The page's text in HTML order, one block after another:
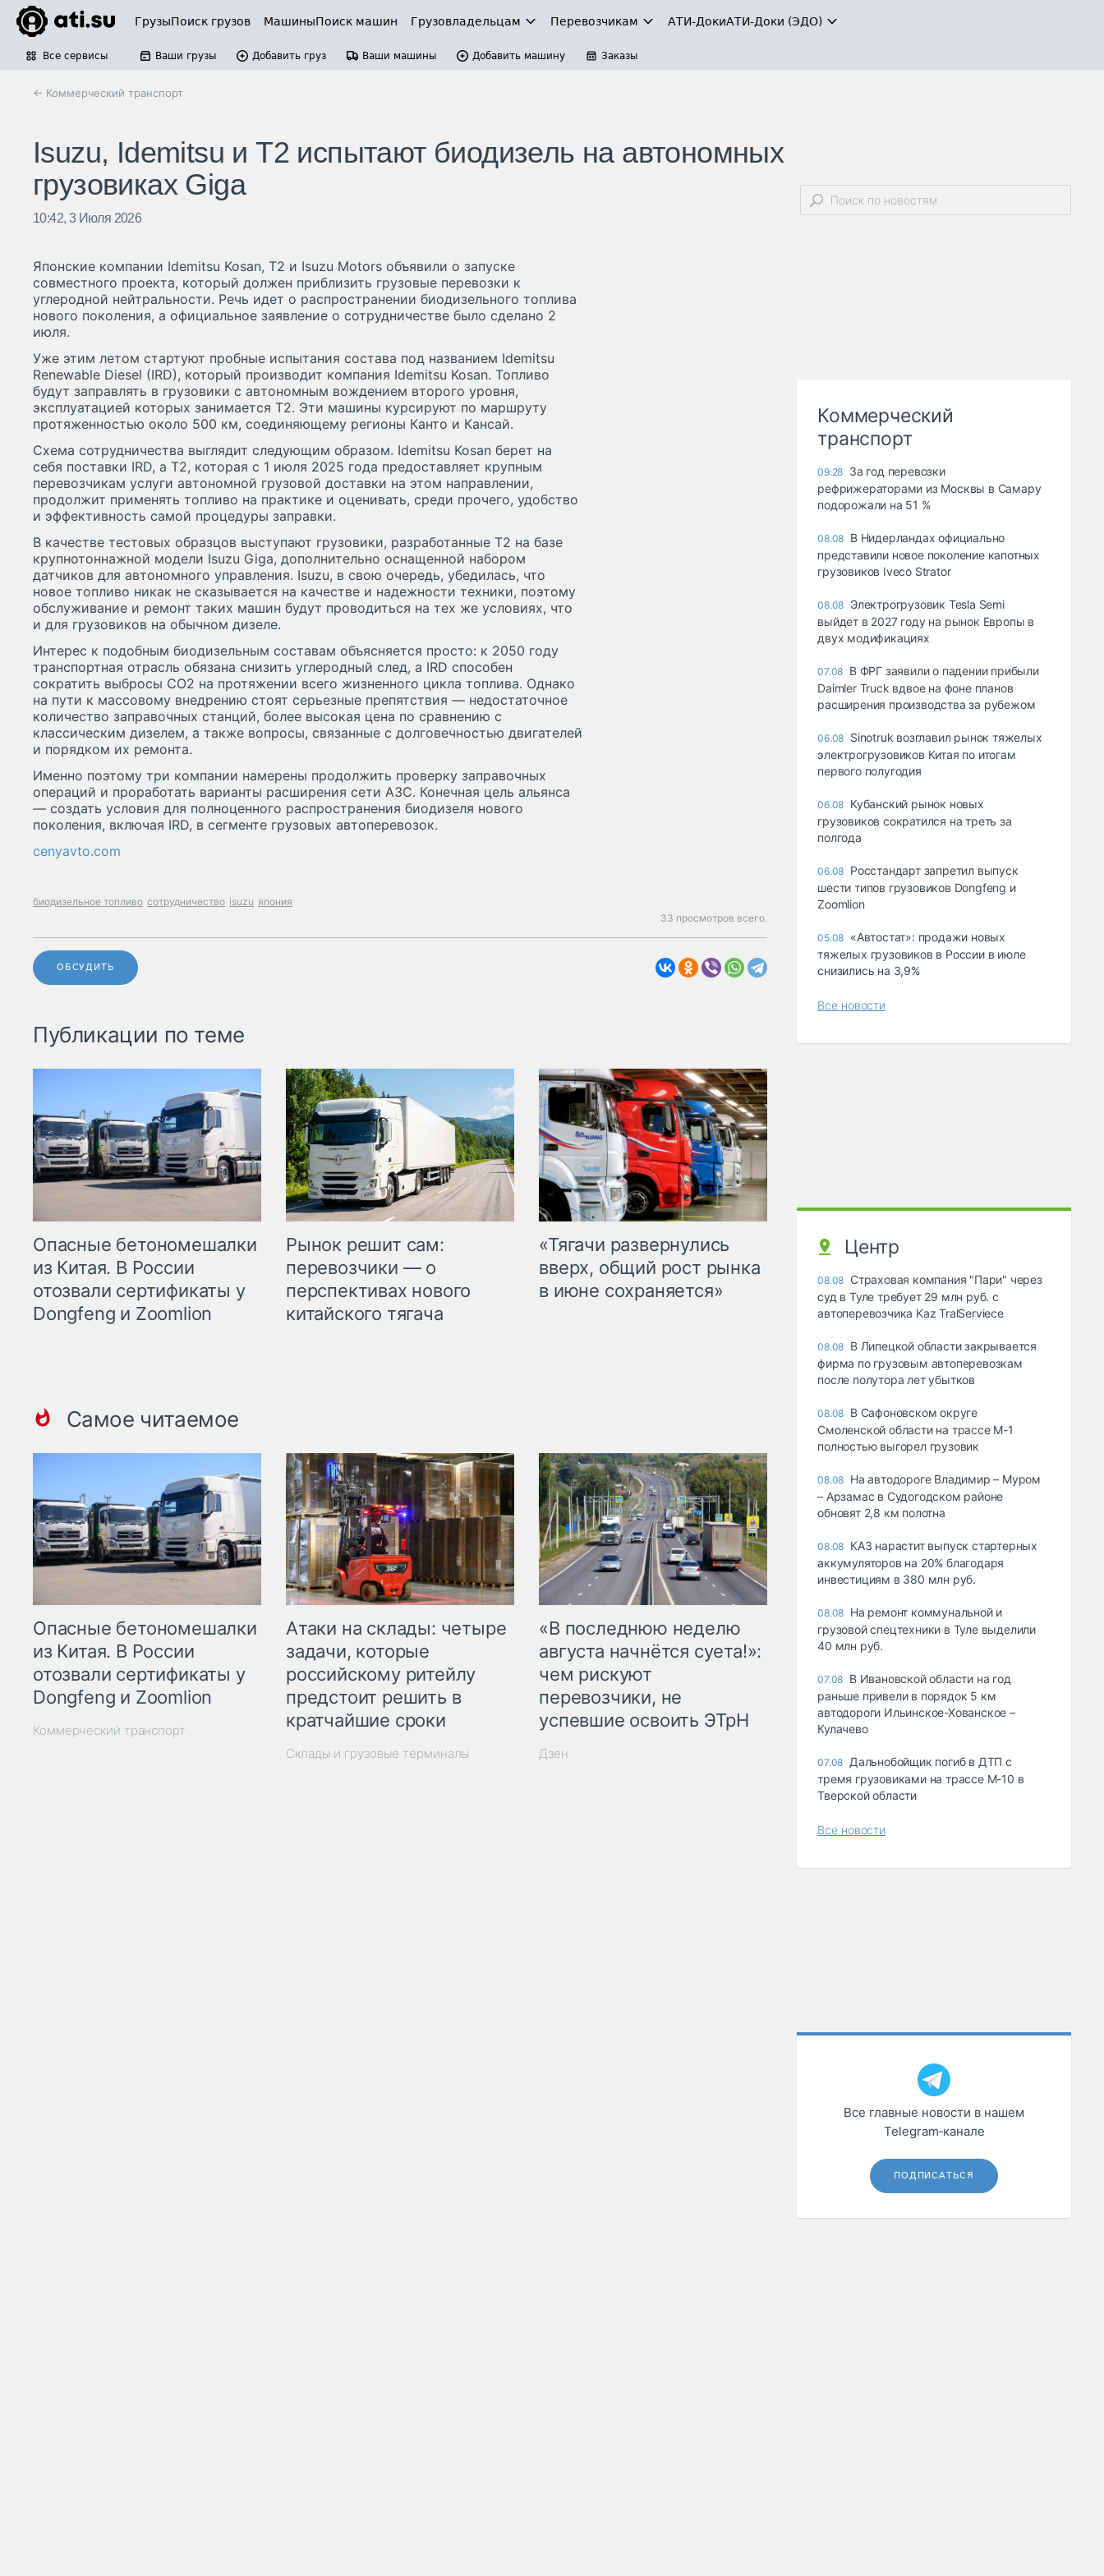
ГрузыПоиск грузов МашиныПоиск машин Грузовладельцам Перевозчикам АТИ-ДокиАТИ-Доки (ЭДО)
Все сервисы Ваши грузы Добавить груз Ваши машины Добавить машину Заказы
← Коммерческий транспорт
Isuzu, Idemitsu и T2 испытают биодизель на автономных
грузовиках Giga
10:42, 3 Июля 2026
Японские компании Idemitsu Kosan, T2 и Isuzu Motors объявили о запуске
совместного проекта, который должен приблизить грузовые перевозки к
углеродной нейтральности. Речь идет о распространении биодизельного топлива
нового поколения, а официальное заявление о сотрудничестве было сделано 2
июля.
Уже этим летом стартуют пробные испытания состава под названием Idemitsu
Renewable Diesel (IRD), который производит компания Idemitsu Kosan. Топливо
будут заправлять в грузовики с автономным вождением второго уровня,
эксплуатацией которых занимается T2. Эти машины курсируют по маршруту
протяженностью около 500 км, соединяющему регионы Канто и Кансай.
Схема сотрудничества выглядит следующим образом. Idemitsu Kosan берет на
себя поставки IRD, а T2, которая с 1 июля 2025 года предоставляет крупным
перевозчикам услуги автономной грузовой доставки на этом направлении,
продолжит применять топливо на практике и оценивать, среди прочего, удобство
и эффективность самой процедуры заправки.
В качестве тестовых образцов выступают грузовики, разработанные T2 на базе
крупнотоннажной модели Isuzu Giga, дополнительно оснащенной набором
датчиков для автономного управления. Isuzu, в свою очередь, убедилась, что
новое топливо никак не сказывается на качестве и надежности техники, поэтому
обслуживание и ремонт таких машин будут проводиться на тех же условиях, что
и для грузовиков на обычном дизеле.
Интерес к подобным биодизельным составам объясняется просто: к 2050 году
транспортная отрасль обязана снизить углеродный след, а IRD способен
сократить выбросы CO2 на протяжении всего жизненного цикла топлива. Однако
на пути к массовому внедрению стоят серьезные препятствия — недостаточное
количество заправочных станций, более высокая цена по сравнению с
классическим дизелем, а также вопросы, связанные с долговечностью двигателей
и порядком их ремонта.
Именно поэтому три компании намерены продолжить проверку заправочных
операций и проработать варианты расширения сети АЗС. Конечная цель альянса
— создать условия для полноценного распространения биодизеля нового
поколения, включая IRD, в сегменте грузовых автоперевозок.
cenyavto.com
биодизельное топливо сотрудничество isuzu япония
33 просмотров всего.
ОБСУДИТЬ
Публикации по теме
Опасные бетономешалки
из Китая. В России
отозвали сертификаты у
Dongfeng и Zoomlion
Рынок решит сам:
перевозчики — о
перспективах нового
китайского тягача
«Тягачи развернулись
вверх, общий рост рынка
в июне сохраняется»
Самое читаемое
Опасные бетономешалки
из Китая. В России
отозвали сертификаты у
Dongfeng и Zoomlion
Коммерческий транспорт
Атаки на склады: четыре
задачи, которые
российскому ритейлу
предстоит решить в
кратчайшие сроки
Склады и грузовые терминалы
«В последнюю неделю
августа начнётся суета!»:
чем рискуют
перевозчики, не
успевшие освоить ЭТрН
Дзен
Коммерческий
транспорт
09:28 За год перевозки
рефрижераторами из Москвы в Самару
подорожали на 51 %
08.08 В Нидерландах официально
представили новое поколение капотных
грузовиков Iveco Strator
08.08 Электрогрузовик Tesla Semi
выйдет в 2027 году на рынок Европы в
двух модификациях
07.08 В ФРГ заявили о падении прибыли
Daimler Truck вдвое на фоне планов
расширения производства за рубежом
06.08 Sinotruk возглавил рынок тяжелых
электрогрузовиков Китая по итогам
первого полугодия
06.08 Кубанский рынок новых
грузовиков сократился на треть за
полгода
06.08 Росстандарт запретил выпуск
шести типов грузовиков Dongfeng и
Zoomlion
05.08 «Автостат»: продажи новых
тяжелых грузовиков в России в июле
снизились на 3,9%
Все новости
Центр
08.08 Страховая компания "Пари" через
суд в Туле требует 29 млн руб. с
автоперевозчика Kaz TralServiece
08.08 В Липецкой области закрывается
фирма по грузовым автоперевозкам
после полутора лет убытков
08.08 В Сафоновском округе
Смоленской области на трассе М-1
полностью выгорел грузовик
08.08 На автодороге Владимир – Муром
– Арзамас в Судогодском районе
обновят 2,8 км полотна
08.08 КАЗ нарастит выпуск стартерных
аккумуляторов на 20% благодаря
инвестициям в 380 млн руб.
08.08 На ремонт коммунальной и
грузовой спецтехники в Туле выделили
40 млн руб.
07.08 В Ивановской области на год
раньше привели в порядок 5 км
автодороги Ильинское-Хованское –
Кулачево
07.08 Дальнобойщик погиб в ДТП с
тремя грузовиками на трассе М-10 в
Тверской области
Все новости
Все главные новости в нашем
Telegram‑канале
ПОДПИСАТЬСЯ